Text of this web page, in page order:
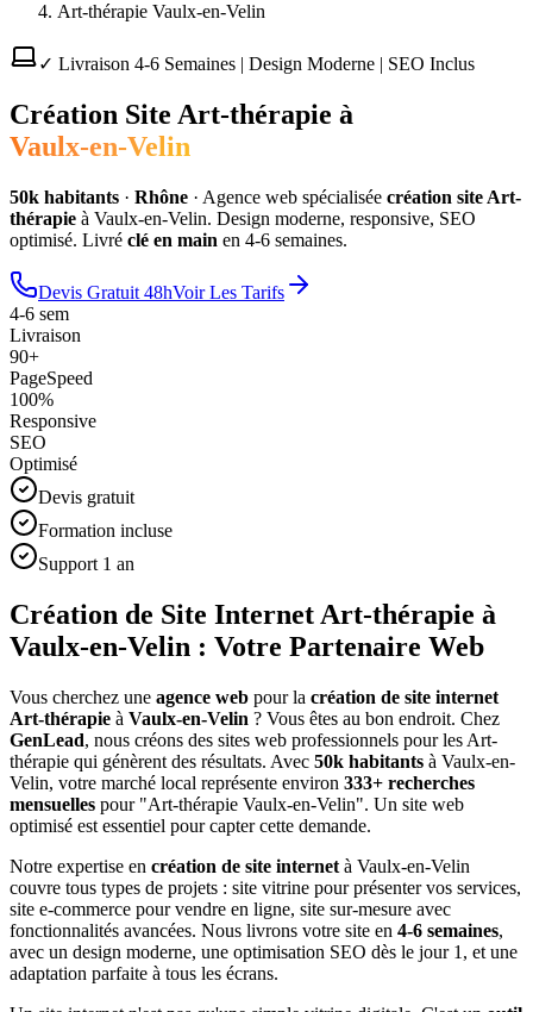
Art-thérapie Vaulx-en-Velin
✓ Livraison 4-6 Semaines | Design Moderne | SEO Inclus
Création Site Art-thérapie à
Vaulx-en-Velin
50k habitants · Rhône · Agence web spécialisée création site Art-
thérapie à Vaulx-en-Velin. Design moderne, responsive, SEO
optimisé. Livré clé en main en 4-6 semaines.
Devis Gratuit 48hVoir Les Tarifs
4-6 sem
Livraison
90+
PageSpeed
100%
Responsive
SEO
Optimisé
Devis gratuit
Formation incluse
Support 1 an
Création de Site Internet Art-thérapie à
Vaulx-en-Velin : Votre Partenaire Web
Vous cherchez une agence web pour la création de site internet
Art-thérapie à Vaulx-en-Velin ? Vous êtes au bon endroit. Chez
GenLead, nous créons des sites web professionnels pour les Art-
thérapie qui génèrent des résultats. Avec 50k habitants à Vaulx-en-
Velin, votre marché local représente environ 333+ recherches
mensuelles pour "Art-thérapie Vaulx-en-Velin". Un site web
optimisé est essentiel pour capter cette demande.
Notre expertise en création de site internet à Vaulx-en-Velin
couvre tous types de projets : site vitrine pour présenter vos services,
site e-commerce pour vendre en ligne, site sur-mesure avec
fonctionnalités avancées. Nous livrons votre site en 4-6 semaines,
avec un design moderne, une optimisation SEO dès le jour 1, et une
adaptation parfaite à tous les écrans.